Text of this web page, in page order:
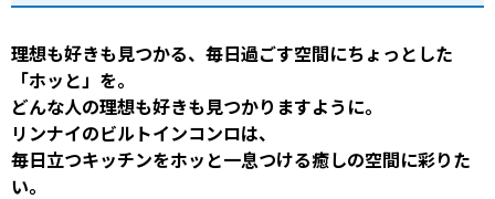
理想も好きも見つかる、毎日過ごす空間にちょっとした
「ホッと」を。
どんな人の理想も好きも見つかりますように。
リンナイのビルトインコンロは、
毎日立つキッチンをホッと一息つける癒しの空間に彩りた
い。